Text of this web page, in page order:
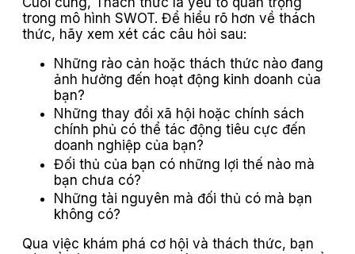
trong mô hình SWOT. Để hiểu rõ hơn về thách
thức, hãy xem xét các câu hỏi sau:
Những rào cản hoặc thách thức nào đang
ảnh hưởng đến hoạt động kinh doanh của
bạn?
Những thay đổi xã hội hoặc chính sách
chính phủ có thể tác động tiêu cực đến
doanh nghiệp của bạn?
Đối thủ của bạn có những lợi thế nào mà
bạn chưa có?
Những tài nguyên mà đối thủ có mà bạn
không có?
Qua việc khám phá cơ hội và thách thức, bạn